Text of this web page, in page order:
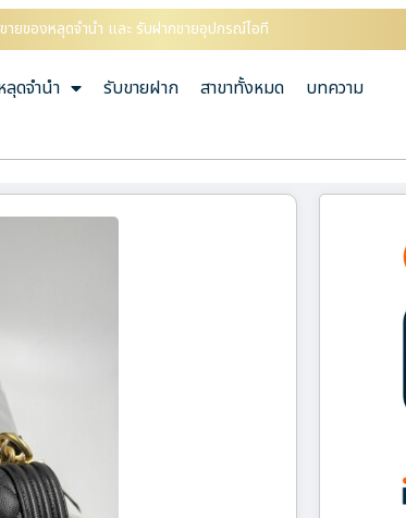
ยของหลุดจำนำ และ รับฝากขายอุปกรณ์ไอที
ดจำนำ รับขายฝาก สาขาทั้งหมด
บทความ